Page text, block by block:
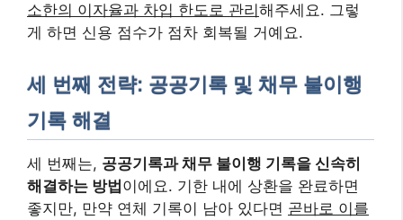
소한의 이자율과 차입 한도로 관리해주세요. 그렇
게 하면 신용 점수가 점차 회복될 거예요.
세 번째 전략: 공공기록 및 채무 불이행
기록 해결
세 번째는, 공공기록과 채무 불이행 기록을 신속히
해결하는 방법이에요. 기한 내에 상환을 완료하면
좋지만, 만약 연체 기록이 남아 있다면 곧바로 이를